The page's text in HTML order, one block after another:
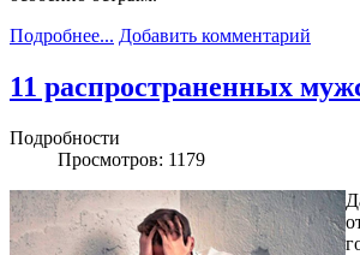
Подробнее... Добавить комментарий
11 распространенных
Подробности
Просмотров: 1179